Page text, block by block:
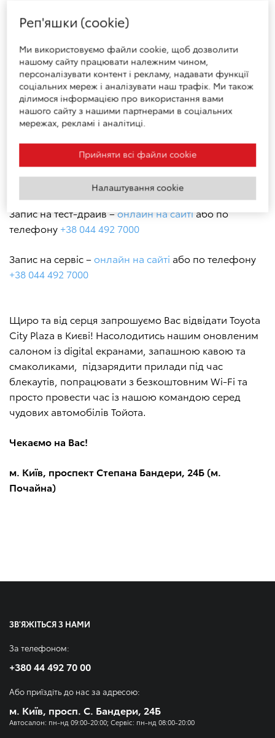
Безкоштовне таксі
Підмінний автомобільабо автомобіль в оренду
Готель шин
Графік роботи шоуруму – з 9:00 до 20:00 кожен день
(пн-нд)
Графік роботи сервісу – з 8:00 до 20:00 кожен день
(пн-нд)
Запис на тест-драйв –онлайн на сайті або по
телефону +38 044 492 7000
Запис на сервіс –онлайн на сайті або по телефону
+38 044 492 7000
Щиро та від серця запрошуємо Вас відвідати Toyota
City Plaza в Києві! Насолодитись нашим оновленим
салоном із digital екранами, запашною кавою та
смаколиками, підзарядити прилади під час
блекаутів, попрацювати з безкоштовним Wi-Fi та
просто провести час із нашою командою серед
чудових автомобілів Тойота.
Чекаємо на Вас!
м. Київ, проспект Степана Бандери, 24Б (м.
Почайна)
ЗВ'ЯЖІТЬСЯ З НАМИ
За телефоном:
+380 44 492 70 00
Або приїздіть до нас за адресою:
м. Київ, просп. С. Бандери, 24Б
Автосалон: пн-нд 09:00-20:00; Сервіс: пн-нд 08:00-20:00
Реп'яшки (cookie)
Ми використовуємо файли cookie, щоб дозволити
нашому сайту працювати належним чином,
персоналізувати контент і рекламу, надавати функції
соціальних мереж і аналізувати наш трафік. Ми також
ділимося інформацією про використання вами
нашого сайту з нашими партнерами в соціальних
мережах, рекламі і аналітиці.
Прийняти всі файли сookie
Налаштування cookie